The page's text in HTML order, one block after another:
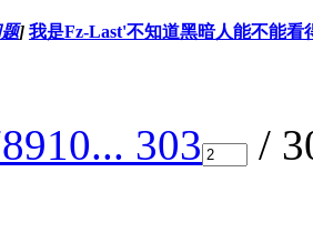
] 我是Fz-Last'不知道黑暗人能不能看
8910... 303 /